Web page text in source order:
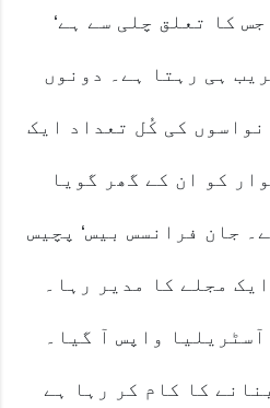
کا تعلق چلی سے ہے‘
ہی رہتا ہے۔ دونوں
نواسوں کی کُل تعداد ایک
کو ان کے گھر گویا
جان فرانسس بیس‘ پچیس
مجلے کا مدیر رہا۔
واپس آ گیا۔
کا کام کر رہا ہے